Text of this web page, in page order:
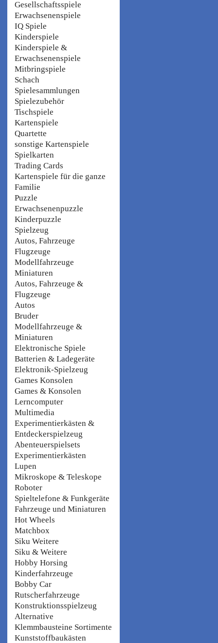
Gesellschaftsspiele
Erwachsenenspiele
IQ Spiele
Kinderspiele
Kinderspiele &
Erwachsenenspiele
Mitbringspiele
Schach
Spielesammlungen
Spielezubehör
Tischspiele
Kartenspiele
Quartette
sonstige Kartenspiele
Spielkarten
Trading Cards
Kartenspiele für die ganze
Familie
Puzzle
Erwachsenenpuzzle
Kinderpuzzle
Spielzeug
Autos, Fahrzeuge
Flugzeuge
Modellfahrzeuge
Miniaturen
Autos, Fahrzeuge &
Flugzeuge
Autos
Bruder
Modellfahrzeuge &
Miniaturen
Elektronische Spiele
Batterien & Ladegeräte
Elektronik-Spielzeug
Games Konsolen
Games & Konsolen
Lerncomputer
Multimedia
Experimentierkästen &
Entdeckerspielzeug
Abenteuerspielsets
Experimentierkästen
Lupen
Mikroskope & Teleskope
Roboter
Spieltelefone & Funkgeräte
Fahrzeuge und Miniaturen
Hot Wheels
Matchbox
Siku Weitere
Siku & Weitere
Hobby Horsing
Kinderfahrzeuge
Bobby Car
Rutscherfahrzeuge
Konstruktionsspielzeug
Alternative
Klemmbausteine Sortimente
Kunststoffbaukästen